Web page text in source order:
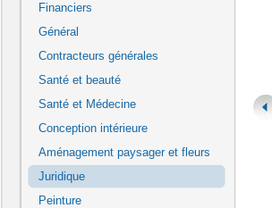
Financiers
Général
Contracteurs générales
Santé et beauté
Santé et Médecine
Conception intérieure
Aménagement paysager et fleurs
Juridique
Peinture